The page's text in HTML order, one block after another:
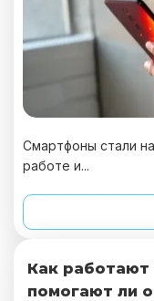
Смартфоны стали
работе и...
Как работают
помогают ли